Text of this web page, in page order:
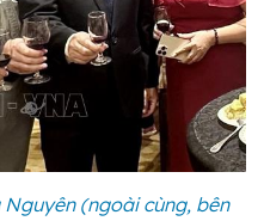
(ngoài cùng, bên